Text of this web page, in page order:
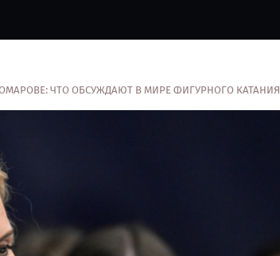
ЧТО ОБСУЖДАЮТ В МИРЕ ФИГУРНОГО КАТАНИЯ